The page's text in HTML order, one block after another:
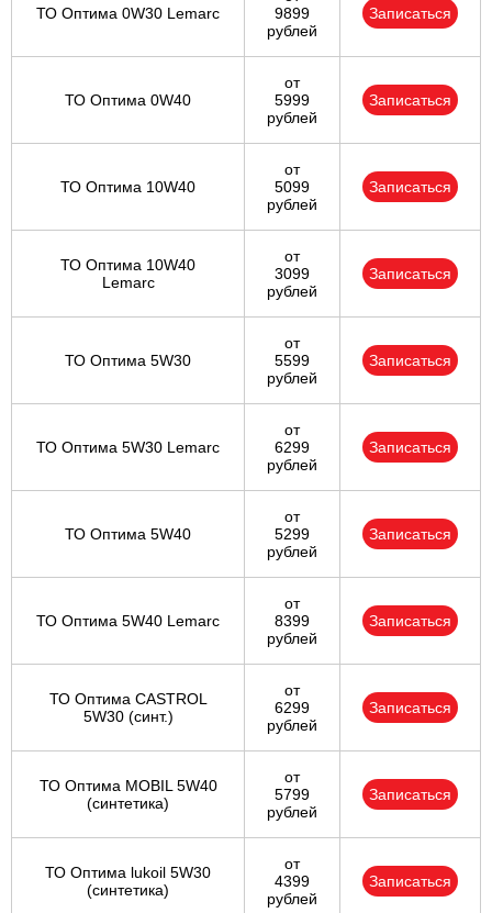
ТО Оптима 0W30 Lemarc
9899
рублей
Записаться
ТО Оптима 0W40
от
5999
рублей
Записаться
ТО Оптима 10W40
от
5099
рублей
Записаться
ТО Оптима 10W40
Lemarc
от
3099
рублей
Записаться
ТО Оптима 5W30
от
5599
рублей
Записаться
ТО Оптима 5W30 Lemarc
от
6299
рублей
Записаться
ТО Оптима 5W40
от
5299
рублей
Записаться
ТО Оптима 5W40 Lemarc
от
8399
рублей
Записаться
ТО Оптима CASTROL
5W30 (синт.)
от
6299
рублей
Записаться
ТО Оптима MOBIL 5W40
(синтетика)
от
5799
рублей
Записаться
ТО Оптима lukoil 5W30
(синтетика)
от
4399
рублей
Записаться